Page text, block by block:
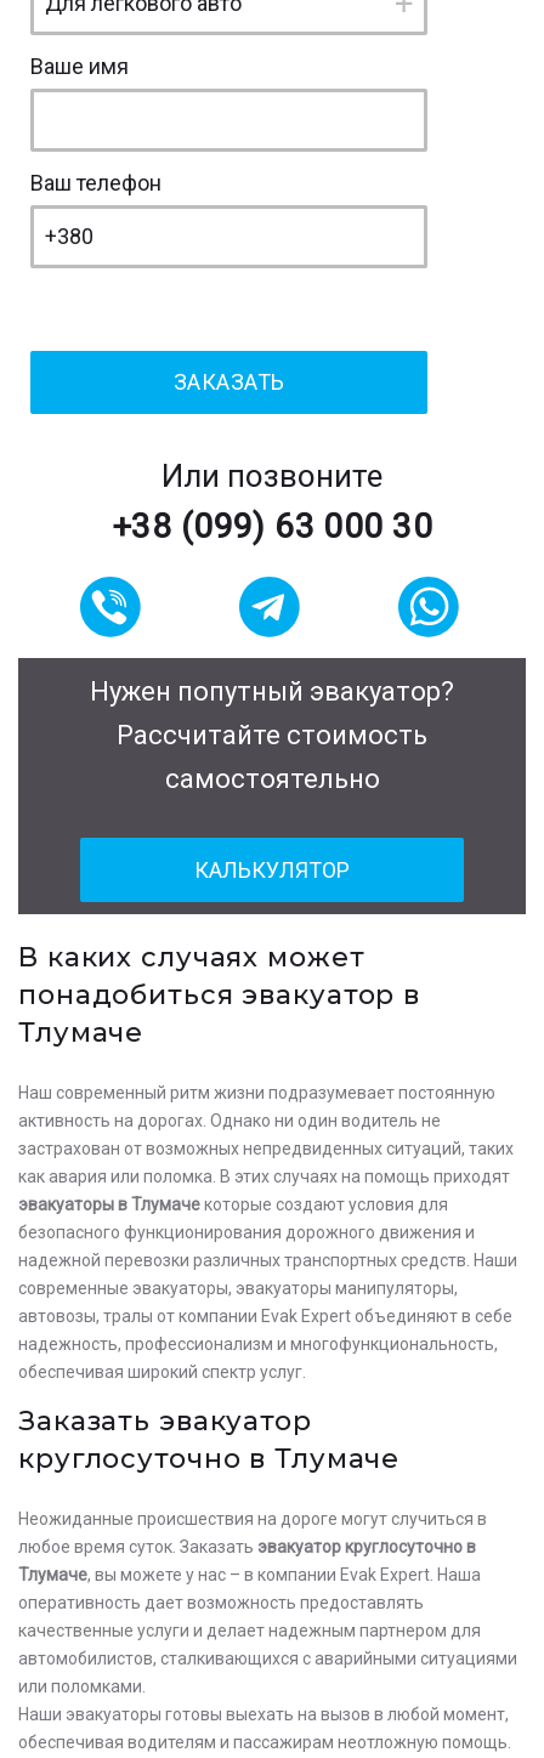
Ваше имя
Ваш телефон
Или позвоните
+38 (099) 63 000 30
Нужен попутный эвакуатор?
Рассчитайте стоимость
самостоятельно
КАЛЬКУЛЯТОР
В каких случаях может
понадобиться эвакуатор в
Тлумаче
Наш современный ритм жизни подразумевает постоянную
активность на дорогах. Однако ни один водитель не
застрахован от возможных непредвиденных ситуаций, таких
как авария или поломка. В этих случаях на помощь приходят
эвакуаторы в Тлумачекоторые создают условия для
безопасного функционирования дорожного движения и
надежной перевозки различных транспортных средств. Наши
современные эвакуаторы, эвакуаторы манипуляторы,
автовозы, тралы от компании Evak Expert объединяют в себе
надежность, профессионализм и многофункциональность,
обеспечивая широкий спектр услуг.
Заказать эвакуатор
круглосуточно в Тлумаче
Неожиданные происшествия на дороге могут случиться в
любое время суток. Заказать эвакуатор круглосуточно в
Тлумаче, вы можете у нас – в компании Evak Expert. Наша
оперативность дает возможность предоставлять
качественные услуги и делает надежным партнером для
автомобилистов, сталкивающихся с аварийными ситуациями
или поломками.
Наши эвакуаторы готовы выехать на вызов в любой момент,
обеспечивая водителям и пассажирам неотложную помощь.